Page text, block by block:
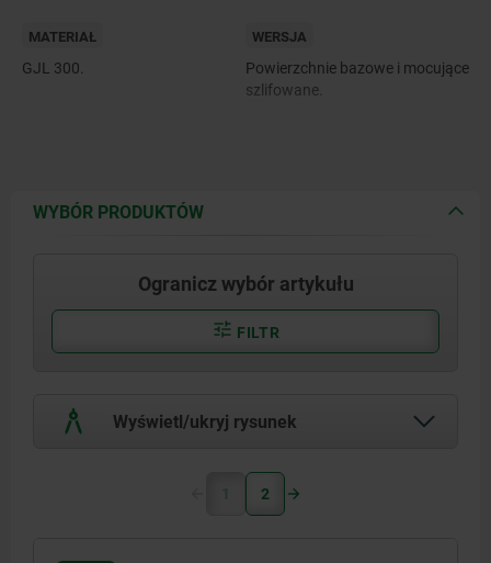
MATERIAŁ
GJL 300.
WERSJA
Powierzchnie bazowe i mocujące
szlifowane.
WYBÓR PRODUKTÓW
Ogranicz wybór artykułu
FILTR
Wyświetl/ukryj rysunek
1 2